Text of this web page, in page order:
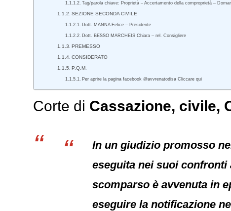
Tag/parola chiave: Proprietà – Accertamento della comproprietà –
SEZIONE SECONDA CIVILE
Dott. MANNA Felice – Presidente
Dott. BESSO MARCHEIS Chiara – rel. Consigliere
PREMESSO
CONSIDERATO
P.Q.M.
Per aprire la pagina facebook @avvrenatodisa Cliccare qui
Corte di Cassazione, civile,
In un giudizio promosso
eseguita nei suoi confronti
scomparso è avvenuta in
eseguire la notificazione